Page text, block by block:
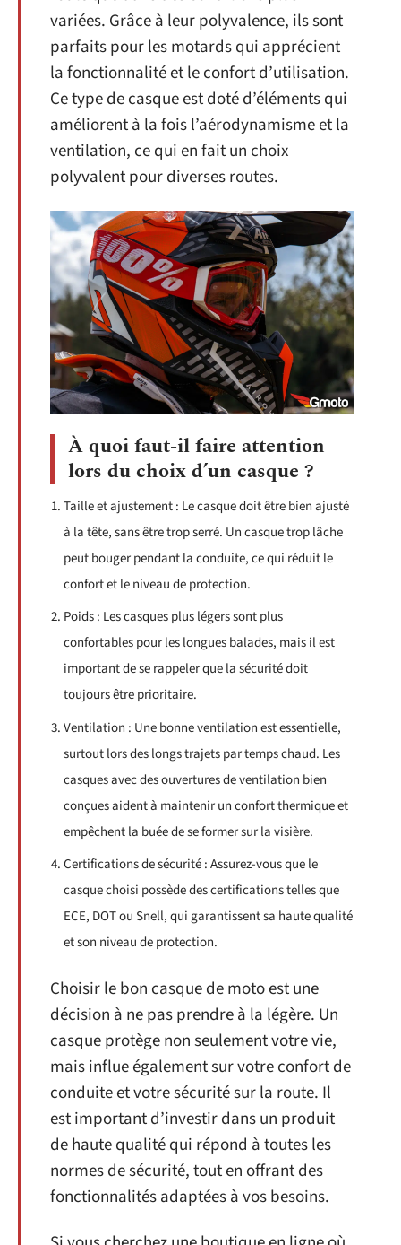
variées. Grâce à leur polyvalence, ils sont
parfaits pour les motards qui apprécient
la fonctionnalité et le confort d’utilisation.
Ce type de casque est doté d’éléments qui
améliorent à la fois l’aérodynamisme et la
ventilation, ce qui en fait un choix
polyvalent pour diverses routes.
À quoi faut-il faire attention
lors du choix d’un casque ?
Taille et ajustement : Le casque doit être bien ajusté
à la tête, sans être trop serré. Un casque trop lâche
peut bouger pendant la conduite, ce qui réduit le
confort et le niveau de protection.
Poids : Les casques plus légers sont plus
confortables pour les longues balades, mais il est
important de se rappeler que la sécurité doit
toujours être prioritaire.
Ventilation : Une bonne ventilation est essentielle,
surtout lors des longs trajets par temps chaud. Les
casques avec des ouvertures de ventilation bien
conçues aident à maintenir un confort thermique et
empêchent la buée de se former sur la visière.
Certifications de sécurité : Assurez-vous que le
casque choisi possède des certifications telles que
ECE, DOT ou Snell, qui garantissent sa haute qualité
et son niveau de protection.
Choisir le bon casque de moto est une
décision à ne pas prendre à la légère. Un
casque protège non seulement votre vie,
mais influe également sur votre confort de
conduite et votre sécurité sur la route. Il
est important d’investir dans un produit
de haute qualité qui répond à toutes les
normes de sécurité, tout en offrant des
fonctionnalités adaptées à vos besoins.